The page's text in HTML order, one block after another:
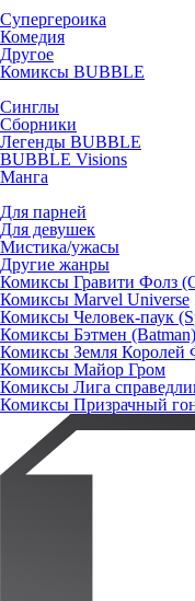
Супергероика
Комедия
Другое
Комиксы BUBBLE
Синглы
Сборники
Легенды BUBBLE
BUBBLE Visions
Манга
Для парней
Для девушек
Мистика/ужасы
Другие жанры
Комиксы Гравити Фолз
Комиксы Marvel Universe
Комиксы Человек-паук
Комиксы Бэтмен (Batman)
Комиксы Земля Королей
Комиксы Майор Гром
Комиксы Лига
Комиксы Призрачный